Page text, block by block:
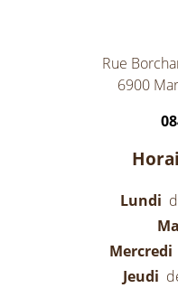
Rue
6900
Lundi
Mercredi
Jeudi